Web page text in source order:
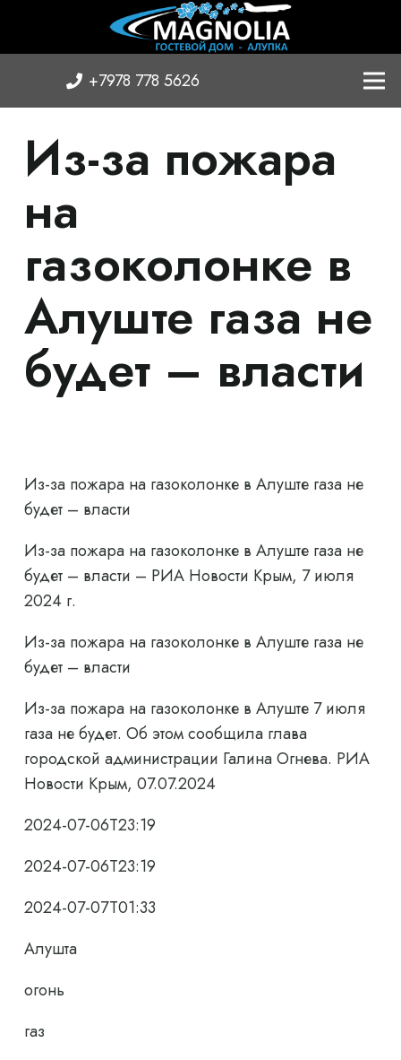
+7978 778 5626
Из-за пожара
на
газоколонке в
Алуште газа не
будет – власти
Из-за пожара на газоколонке в Алуште газа не
будет – власти
Из-за пожара на газоколонке в Алуште газа не
будет – власти – РИА Новости Крым, 7 июля
2024 г.
Из-за пожара на газоколонке в Алуште газа не
будет – власти
Из-за пожара на газоколонке в Алуште 7 июля
газа не будет. Об этом сообщила глава
городской администрации Галина Огнева. РИА
Новости Крым, 07.07.2024
2024-07-06T23:19
2024-07-06T23:19
2024-07-07T01:33
Алушта
огонь
газ